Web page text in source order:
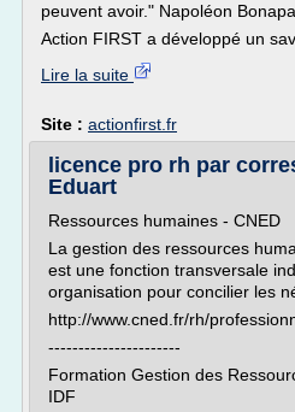
peuvent avoir." Napoléon
Action FIRST a développé un
Lire la suite
Site : actionfirst.fr
licence pro rh par
Eduart
Ressources humaines - CNED
La gestion des ressources
est une fonction transversale
organisation pour concilier les
http://www.cned.fr/rh/
----------------------
Formation Gestion des
IDF